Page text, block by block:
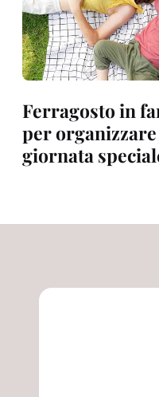
Ferragosto in
per
giornata